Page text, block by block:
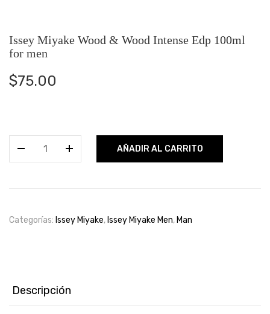
Issey Miyake Wood & Wood Intense Edp 100ml
for men
$75.00
Edp
AÑADIR AL CARRITO
Categorías: Issey Miyake, Issey Miyake Men, Man
Descripción